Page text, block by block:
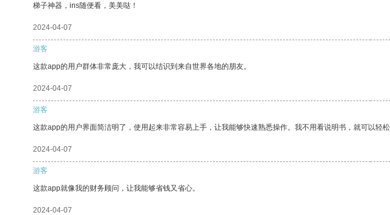
梯子神器，ins随便看，美美哒！
2024-04-07
游客
这款app的用户群体非常庞大，我可以结识到来自世界各地的朋友。
2024-04-07
游客
这款app的用户界面简洁明了，使用起来非常容易上手，让我能够快速熟悉操作。我不用看说明书，就可以轻松
2024-04-07
游客
这款app就像我的财务顾问，让我能够省钱又省心。
2024-04-07